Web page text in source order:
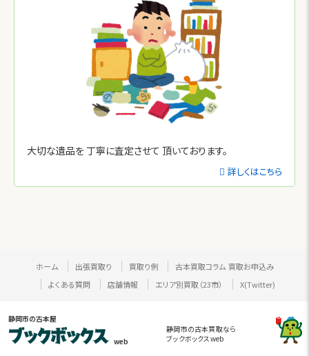
大切な遺品を 丁寧に査定させて 頂いております。
詳しくはこちら
ホーム 出張買取り 買取り例 古本買取コラム 買取お申込み
よくある質問
店舗情報 エリア別買取（23市） X(Twitter)
静岡市の古本屋
web
静岡市の古本買取なら
ブックボックスweb